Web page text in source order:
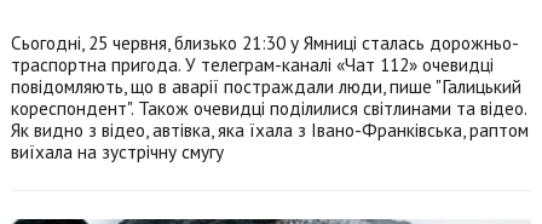
Сьогодні, 25 червня, близько 21:30 у Ямниці сталась дорожньо-
траспортна пригода. У телеграм-каналі «Чат 112» очевидці
повідомляють, що в аварії постраждали люди, пише "Галицький
кореспондент". Також очевидці поділилися світлинами та відео.
Як видно з відео, автівка, яка їхала з Івано-Франківська, раптом
виїхала на зустрічну смугу